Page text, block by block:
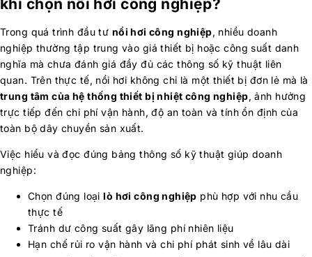
khi chọn nồi hơi công nghiệp?
Trong quá trình đầu tư nồi hơi công nghiệp, nhiều doanh
nghiệp thường tập trung vào giá thiết bị hoặc công suất danh
nghĩa mà chưa đánh giá đầy đủ các thông số kỹ thuật liên
quan. Trên thực tế, nồi hơi không chỉ là một thiết bị đơn lẻ mà là
trung tâm của hệ thống thiết bị nhiệt công nghiệp, ảnh hưởng
trực tiếp đến chi phí vận hành, độ an toàn và tính ổn định của
toàn bộ dây chuyền sản xuất.
Việc hiểu và đọc đúng bảng thông số kỹ thuật giúp doanh
nghiệp:
Chọn đúng loạilò hơi công nghiệp phù hợp với nhu cầu
thực tế
Tránh dư công suất gây lãng phí nhiên liệu
Hạn chế rủi ro vận hành và chi phí phát sinh về lâu dài